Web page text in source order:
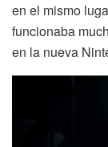
en el mismo
funcionaba
en la nueva